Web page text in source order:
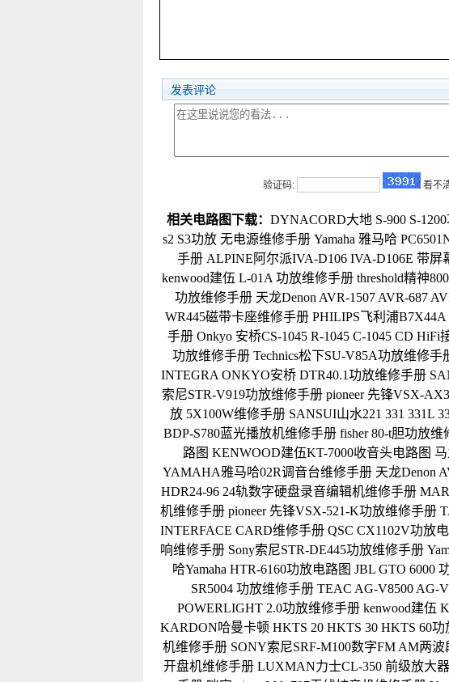
发表评论
验证码: 看不
相关电路图下载： DYNACORD大地 S-900 S-
s2 S3功放 无电源维修手册 Yamaha 雅马哈
手册 ALPINE阿尔派IVA-D106 IVA-D106E 带屏
kenwood建伍 L-01A 功放维修手册 threshold精神
功放维修手册 天龙Denon AVR-1507 AVR-687
WR445磁带卡座维修手册 PHILIPS飞利浦
手册 Onkyo 安桥CS-1045 R-1045 C-1045 CD HiFi
功放维修手册 Technics松下SU-V85A功放维修手
INTEGRA ONKYO安桥 DTR40.1功放维修手册
索尼STR-V919功放维修手册 pioneer 先锋VSX-
放 5X100W维修手册 SANSUI山水221 331 331L
BDP-S780蓝光播放机维修手册 fisher 80-t胆功放维
路图 KENWOOD建伍KT-7000收音头电路图
YAMAHA雅马哈02R调音台维修手册 天龙Denon
HDR24-96 24轨数字硬盘录音编辑机维修手册
机维修手册 pioneer 先锋VSX-521-K功放维修手册
INTERFACE CARD维修手册 QSC CX1102V功放
响维修手册 Sony索尼STR-DE445功放维修手册
哈Yamaha HTR-6160功放电路图 JBL GTO 6000
SR5004 功放维修手册 TEAC AG-V8500 AG-
POWERLIGHT 2.0功放维修手册 kenwood建伍
KARDON哈曼卡顿 HKTS 20 HKTS 30 HKTS 60
机维修手册 SONY索尼SRF-M100数字FM AM两
开盘机维修手册 LUXMAN力士CL-350 前级放大